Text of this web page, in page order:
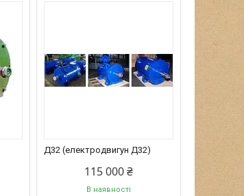
Д32 (електродвигун Д32)
115 000 ₴
В наявності